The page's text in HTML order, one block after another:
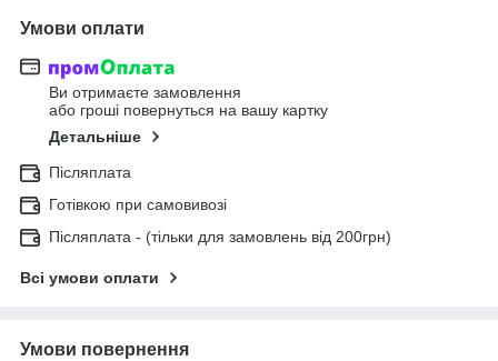
Умови оплати
Ви отримаєте замовлення
або гроші повернуться на вашу картку
Детальніше
Післяплата
Готівкою при самовивозі
Післяплата - (тільки для замовлень від 200грн)
Всі умови оплати
Умови повернення